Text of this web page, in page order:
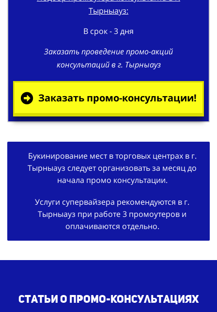
Тырныауз:
В срок - 3 дня
Заказать проведение промо-акций
консультаций в г. Тырныауз
Заказать промо-консультации!
Букинирование мест в торговых центрах в г.
Тырныауз следует организовать за месяц до
начала промо консультации.
Услуги супервайзера рекомендуются в г.
Тырныауз при работе 3 промоутеров и
оплачиваются отдельно.
Статьи о промо-консультациях